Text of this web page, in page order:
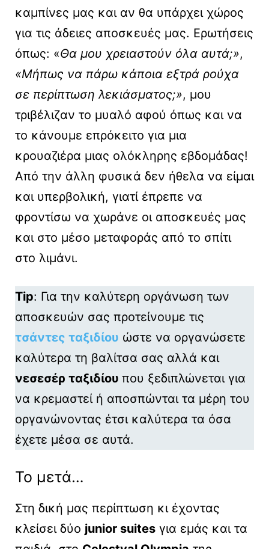
καμπίνες μας και αν θα υπάρχει χώρος
για τις άδειες αποσκευές μας. Ερωτήσεις
όπως: «Θα μου χρειαστούν όλα αυτά;»,
«Μήπως να πάρω κάποια εξτρά ρούχα
σε περίπτωση λεκιάσματος;», μου
τριβέλιζαν το μυαλό αφού όπως και να
το κάνουμε επρόκειτο για μια
κρουαζιέρα μιας ολόκληρης εβδομάδας!
Από την άλλη φυσικά δεν ήθελα να είμαι
και υπερβολική, γιατί έπρεπε να
φροντίσω να χωράνε οι αποσκευές μας
και στο μέσο μεταφοράς από το σπίτι
στο λιμάνι.
Tip: Για την καλύτερη οργάνωση των
αποσκευών σας προτείνουμε τις
τσάντες ταξιδίου ώστε να οργανώσετε
καλύτερα τη βαλίτσα σας αλλά και
νεσεσέρ ταξιδίου που ξεδιπλώνεται για
να κρεμαστεί ή αποσπώνται τα μέρη του
οργανώνοντας έτσι καλύτερα τα όσα
έχετε μέσα σε αυτά.
Το μετά…
Στη δική μας περίπτωση κι έχοντας
κλείσει δύο junior suites για εμάς και τα